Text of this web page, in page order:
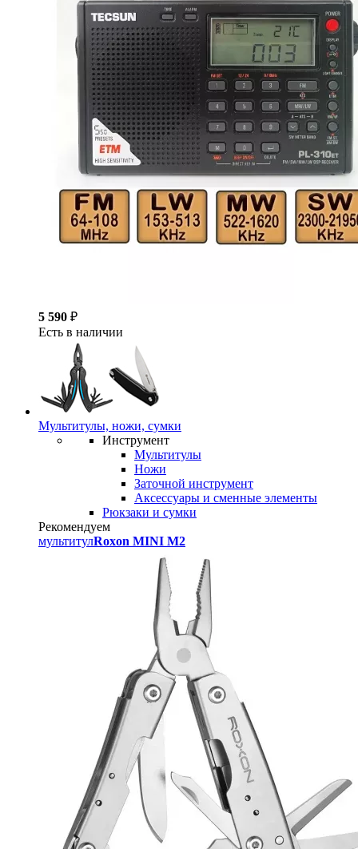
5 590 ₽
Есть в наличии
Мультитулы, ножи, сумки
Инструмент
Мультитулы
Ножи
Заточной инструмент
Аксессуары и сменные элементы
Рюкзаки и сумки
Рекомендуем
мультитулRoxon MINI M2